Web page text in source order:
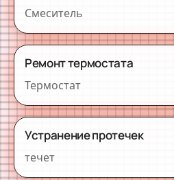
Смеситель
Ремонт термостата
Термостат
Устранение протечек
течет